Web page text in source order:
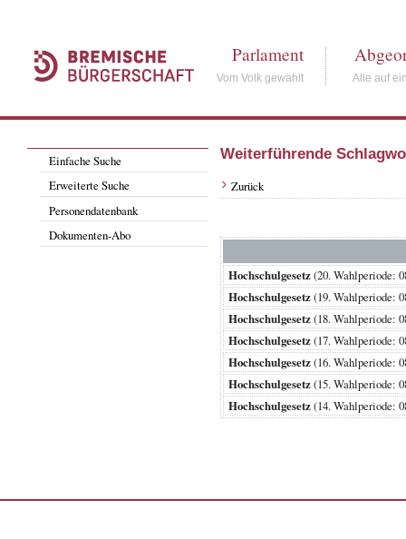
Parlament
Vom Volk gewählt Alle auf
Einfache Suche
Erweiterte Suche
Personendatenbank
Dokumenten-Abo
Weiterführende
Zurück
Hochschulgesetz(20.
Hochschulgesetz(19.
Hochschulgesetz(18.
Hochschulgesetz(17.
Hochschulgesetz(16.
Hochschulgesetz(15.
Hochschulgesetz(14.